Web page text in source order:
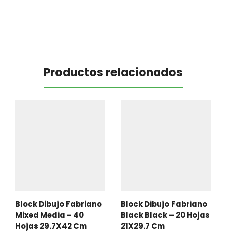
Productos relacionados
Block Dibujo Fabriano
Mixed Media – 40
Hojas 29.7X42 Cm
Block Dibujo Fabriano
Black Black – 20 Hojas
21X29.7 Cm